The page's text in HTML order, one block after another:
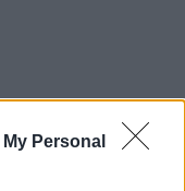
Personal